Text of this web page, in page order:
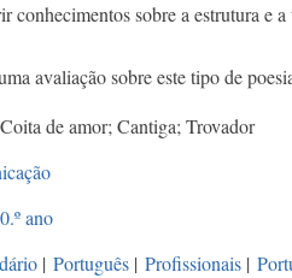
conhecimentos sobre a estrutura e
avaliação sobre este tipo de
de amor; Cantiga; Trovador
ano
| Português | Profissionais |